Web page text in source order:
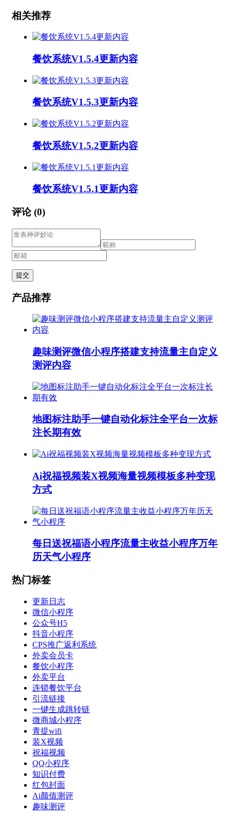
相关推荐
餐饮系统V1.5.4更新内容
餐饮系统V1.5.3更新内容
餐饮系统V1.5.2更新内容
餐饮系统V1.5.1更新内容
评论(0)
产品推荐
趣味测评微信小程序搭建支持流量主自定义
测评内容
地图标注助手一键自动化标注全平台一次标
注长期有效
Ai祝福视频装X视频海量视频模板多种变现
方式
每日送祝福语小程序流量主收益小程序万年
历天气小程序
热门标签
更新日志
微信小程序
公众号H5
抖音小程序
CPS推广返利系统
外卖会员卡
餐饮小程序
外卖平台
连锁餐饮平台
引流链接
一键生成跳转链
微商城小程序
青提wifi
装X视频
祝福视频
QQ小程序
知识付费
红包封面
Ai颜值测评
趣味测评